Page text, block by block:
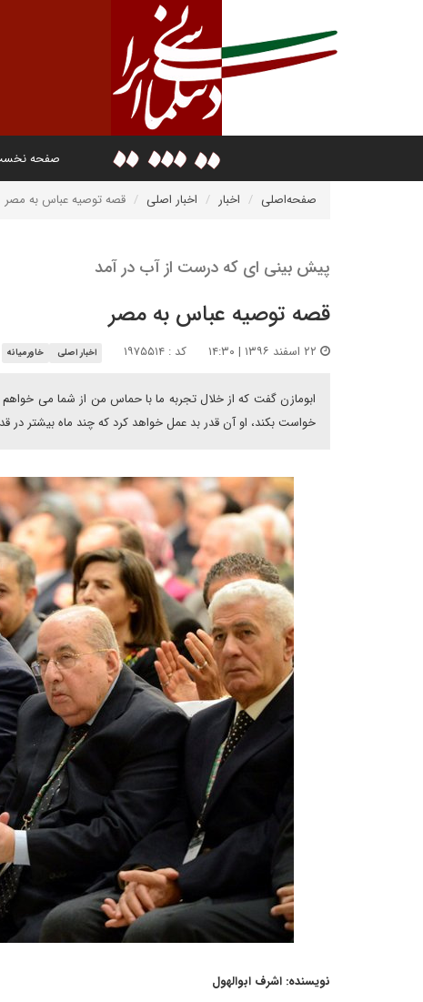
صفحه
صفحه‌اصلی اخبار اخبار اصلی قصه توصیه عباس به مصر
پیش بینی ای که درست از آب در آمد
قصه توصیه عباس به مصر
کد : ۱۹۷۵۵۱۴ اخبار اصلی خاورمیانه
ابومازن گفت که از خلال تجربه ما با حماس من از شما می
خواست بکند، او آن قدر بد عمل خواهد کرد که چند ماه بیشتر در
نویسنده: اشرف ابوالهول